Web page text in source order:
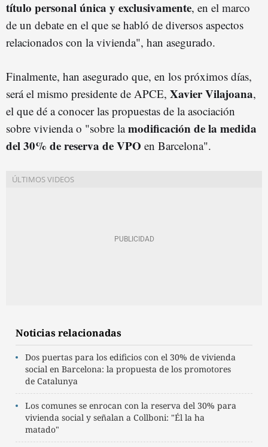
título personal única y exclusivamente, en el marco
de un debate en el que se habló de diversos aspectos
relacionados con la vivienda", han asegurado.
Finalmente, han asegurado que, en los próximos días,
será el mismo presidente de APCE, Xavier Vilajoana,
el que dé a conocer las propuestas de la asociación
sobre vivienda o "sobre lamodificación de la medida
del 30% de reserva de VPO en Barcelona".
Noticias relacionadas
Dos puertas para los edificios con el 30% de vivienda
social en Barcelona: la propuesta de los promotores
de Catalunya
Los comunes se enrocan con la reserva del 30% para
vivienda social y señalan a Collboni: "Él la ha
matado"